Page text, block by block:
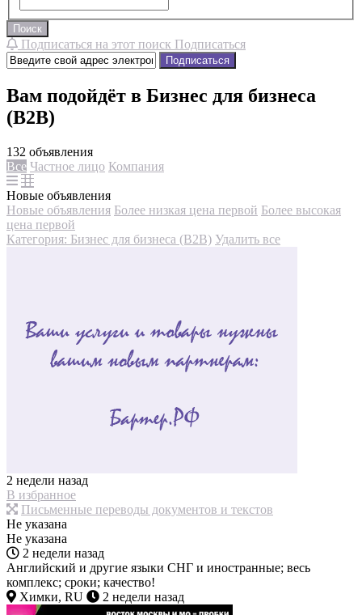
Поиск
Подписаться на этот поиск Подписаться
Подписаться
Вам подойдёт в Бизнес для бизнеса
(B2B)
132 объявления
Все Частное лицо Компания
Новые объявления
Новые объявления Более низкая цена первой Более высокая
цена первой
Категория: Бизнес для бизнеса (B2B) Удалить все
2 недели назад
В избранное
Письменные переводы документов и текстов
Не указана
Не указана
2 недели назад
Английский и другие языки СНГ и иностранные; весь
комплекс; сроки; качество!
Химки, RU
2 недели назад